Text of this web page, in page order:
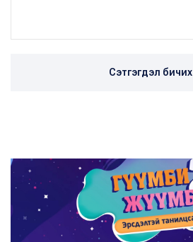
Сэтгэгдэл бичих